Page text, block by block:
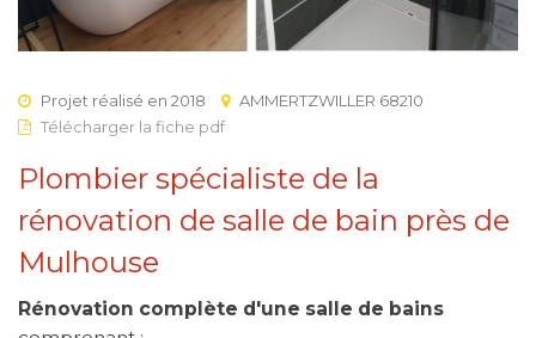
Projet réalisé en 2018
AMMERTZWILLER 68210
Télécharger la fiche pdf
Plombier spécialiste de la
rénovation de salle de bain près de
Mulhouse
Rénovation complète d'une salle de bains